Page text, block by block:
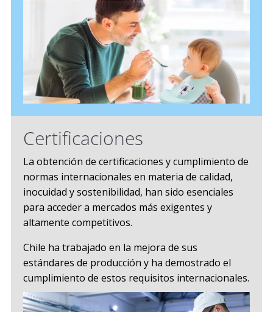
Certificaciones
La obtención de certificaciones y cumplimiento de
normas internacionales en materia de calidad,
inocuidad y sostenibilidad, han sido esenciales
para acceder a mercados más exigentes y
altamente competitivos.
Chile ha trabajado en la mejora de sus
estándares de producción y ha demostrado el
cumplimiento de estos requisitos internacionales.